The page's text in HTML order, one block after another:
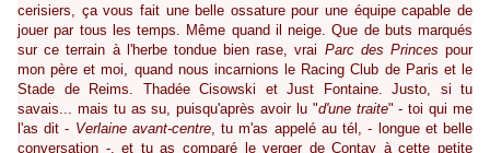
cerisiers, ça vous fait une belle ossature pour une équipe capable de
jouer par tous les temps. Même quand il neige. Que de buts marqués
sur ce terrain à l'herbe tondue bien rase, vrai Parc des Princes pour
mon père et moi, quand nous incarnions le Racing Club de Paris et le
Stade de Reims. Thadée Cisowski et Just Fontaine. Justo, si tu
savais... mais tu as su, puisqu'après avoir lu "d'une traite" - toi qui me
l'as dit - Verlaine avant-centre, tu m'as appelé au tél, - longue et belle
conversation -, et tu as comparé le verger de Contay à cette petite